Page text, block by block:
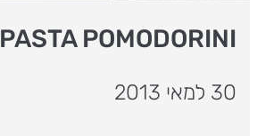
PASTA POMODORINI
30 למאי 2013